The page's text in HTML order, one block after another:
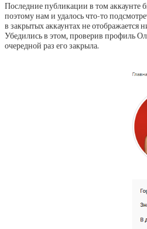
Последние публикации в том
поэтому нам и удалось что-то
в закрытых аккаунтах не отображается
Убедились в этом, проверив профиль
очередной раз его закрыла.